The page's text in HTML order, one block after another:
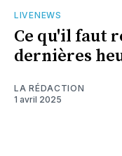
LIVENEWS
Ce qu'il faut
dernières
LA RÉDACTION
1 avril 2025